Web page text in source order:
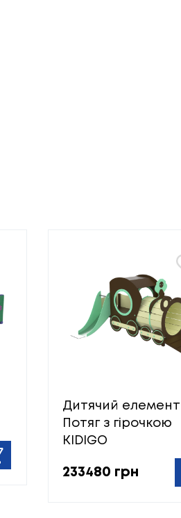
Дитячий елемент
Потяг з гірочкою
KIDIGO
233480 грн